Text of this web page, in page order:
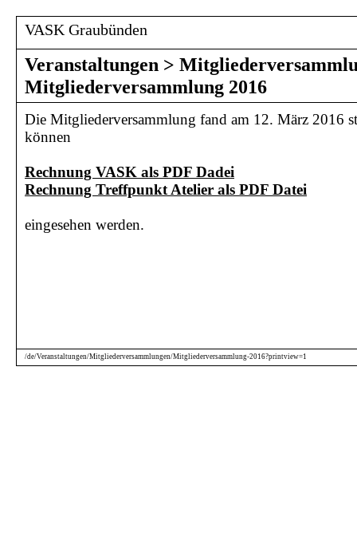
VASK Graubünden
Veranstaltungen >
Mitgliederversammlung 2016
Die Mitgliederversammlung fand am 12. März 2016
können
Rechnung VASK als PDF Dadei
Rechnung Treffpunkt Atelier als PDF Datei
eingesehen werden.
/de/Veranstaltungen/Mitgliederversammlungen/Mitgliederversammlung-2016?printview=1